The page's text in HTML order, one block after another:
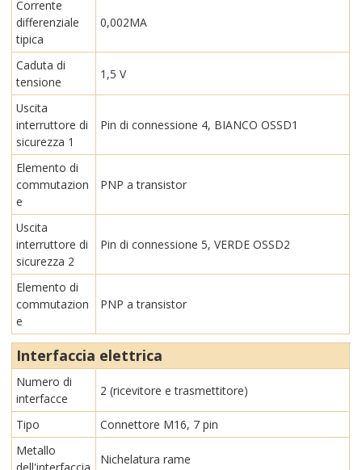
Corrente
differenziale
tipica
0,002MA
Caduta di
tensione
1,5 V
Uscita
interruttore di
sicurezza 1
Pin di connessione 4, BIANCO OSSD1
Elemento di
commutazion
e
PNP a transistor
Uscita
interruttore di
sicurezza 2
Pin di connessione 5, VERDE OSSD2
Elemento di
commutazion
e
PNP a transistor
Interfaccia elettrica
Numero di
interfacce
2 (ricevitore e trasmettitore)
Tipo
Connettore M16, 7 pin
Metallo
Nichelatura rame